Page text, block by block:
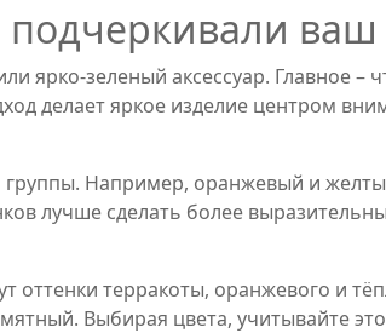
ваш
ярко‑зеленый аксессуар. Главное –
делает яркое изделие центром
группы. Например, оранжевый и
лучше сделать более
терракоты, оранжевого и
Выбирая цвета, учитывайте